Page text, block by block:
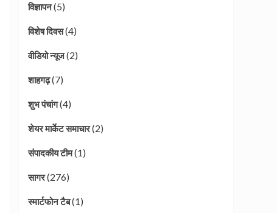
विज्ञापन(5)
विशेष दिवस(4)
वीडियो न्यूज(2)
शाहगढ़(7)
शुभ पंचांग(4)
शेयर मार्केट समाचार(2)
संपादकीय टीम(1)
सागर(276)
स्मार्टफोन टैब(1)